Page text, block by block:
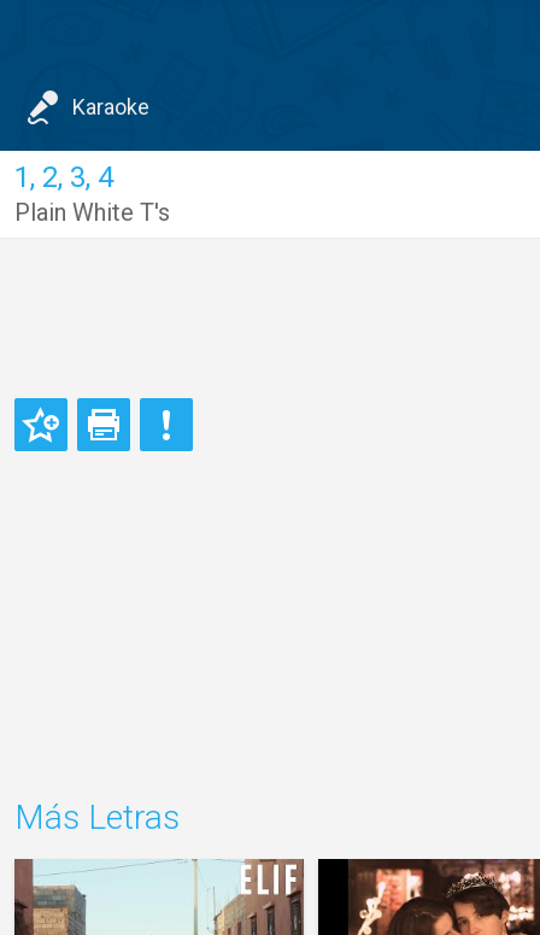
Karaoke
1, 2, 3, 4
Plain White T's
Más Letras